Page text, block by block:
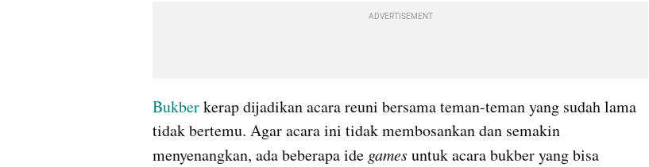
ADVERTISEMENT
Bukber kerap dijadikan acara reuni bersama teman-teman yang sudah lama
tidak bertemu. Agar acara ini tidak membosankan dan semakin
menyenangkan, ada beberapa ide games untuk acara bukber yang bisa